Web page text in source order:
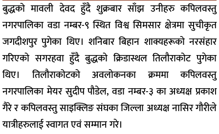
बुद्धको मावली देवद हुँदै शुक्रबार साँझ उनीहरु कपिलवस्तु
नगरपालिका वडा नम्बर-९ स्थित विश्व सिमसार क्षेत्रमा सुचीकृत
जगदीशपुर पुगेका थिए। शनिबार बिहान शाक्यहरूको नरसंहार
गरिएको सगरहवा हुँदै बुद्धको क्रिडास्थल तिलौराकोट पुगेका
थिए। तिलौराकोटको अवलोकनका क्रममा कपिलवस्तु
नगरपालिका मेयर सुदीप पौडेल, वडा नम्बर-३ का अध्यक्ष प्रकाश
गैरे र कपिलवस्तु साइक्लिङ संघका जिल्ला अध्यक्ष नासिर गौरीले
यात्रीहरुलाई स्वागत एवं सम्मान गरे।